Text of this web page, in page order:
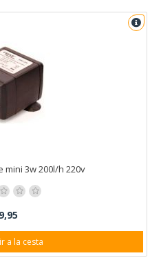
mini 3w 200l/h 220v
a la cesta